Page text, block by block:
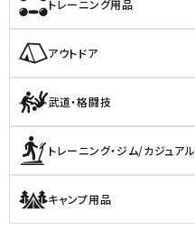
トレーニング用品
アウトドア
武道・格闘技
トレーニング・ジム/カジュアル
キャンプ用品